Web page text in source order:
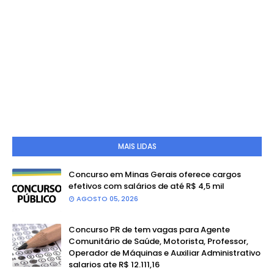
MAIS LIDAS
Concurso em Minas Gerais oferece cargos
efetivos com salários de até R$ 4,5 mil
AGOSTO 05, 2026
Concurso PR de tem vagas para Agente
Comunitário de Saúde, Motorista, Professor,
Operador de Máquinas e Auxiliar Administrativo
salarios ate R$ 12.111,16